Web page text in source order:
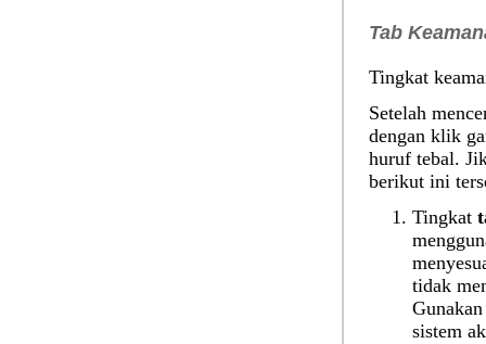
Tab
Tingkat
Setelah
dengan klik
huruf tebal.
berikut ini
Tingkat
tidak
sistem